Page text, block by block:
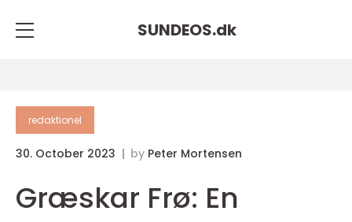
SUNDEOS.dk
redaktionel
30. October 2023 by Peter Mortensen
Græskar Frø: En